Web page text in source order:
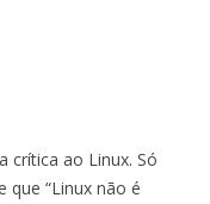
crítica ao Linux. Só
que “Linux não é